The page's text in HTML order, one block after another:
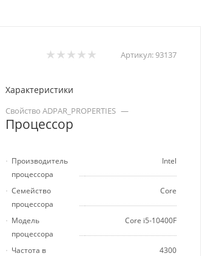
Артикул:93137
Характеристики
Свойство ADPAR_PROPERTIES —
Процессор
Производитель
процессора
Intel
Семейство
процессора
Core
Модель
процессора
Core i5-10400F
Частота в
4300